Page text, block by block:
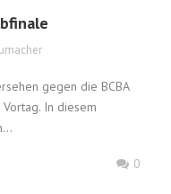
gegen die BCBA
In diesem
0